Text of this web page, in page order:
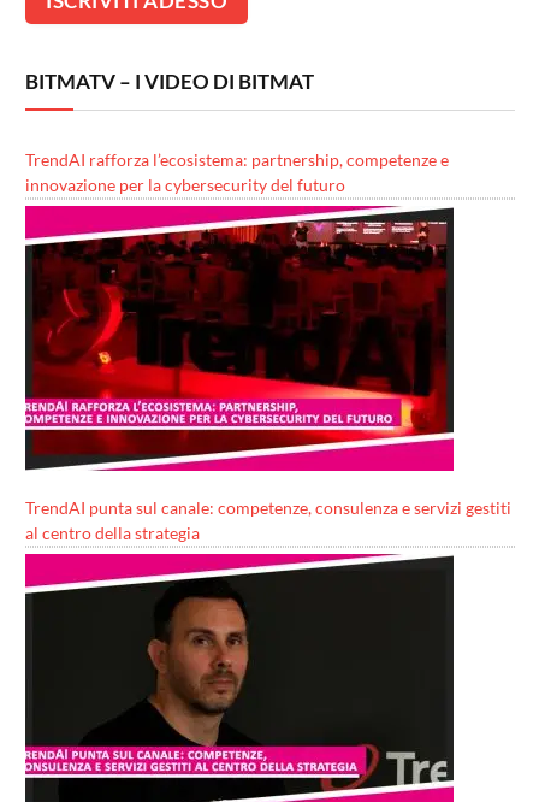
BITMATV – I VIDEO DI BITMAT
TrendAI rafforza l’ecosistema: partnership, competenze e
innovazione per la cybersecurity del futuro
TrendAI punta sul canale: competenze, consulenza e servizi gestiti
al centro della strategia